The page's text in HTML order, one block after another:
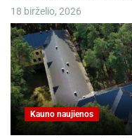
18 birželio, 2026
Kauno naujienos